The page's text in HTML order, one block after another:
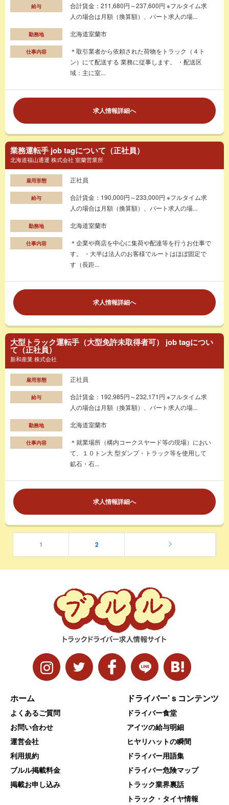
給与
合計賃金：211,680円～237,600円 ※フルタイム求
人の場合は月額（換算額）、パート求人の場...
勤務地 北海道室蘭市
仕事内容
＊取引業者から依頼された荷物をトラック（４ト
ン）にて配送する 業務に従事します。 ・配送区
域：主に室...
求人情報詳細へ
業務運転手 job tagについて（正社員）
北海道福山通運 株式会社 室蘭営業所
雇用形態 正社員
給与
合計賃金：190,000円～233,000円 ※フルタイム求
人の場合は月額（換算額）、パート求人の場...
勤務地 北海道室蘭市
仕事内容
＊企業や商店を中心に集荷や配達等を行うお仕事で
す。 ・大半は法人のお客様でルートはほぼ固定で
す（長距...
求人情報詳細へ
大型トラック運転手（大型免許未取得者可） job tagについ
て（正社員）
新和産業 株式会社
雇用形態 正社員
給与
合計賃金：192,985円～232,171円 ※フルタイム求
人の場合は月額（換算額）、パート求人の場...
勤務地 北海道室蘭市
仕事内容
＊就業場所（構内コークスヤード等の現場）におい
て、１０トン大 型ダンプ・トラック等を使用して
鉱石・石...
求人情報詳細へ
1 2
ホーム
よくあるご質問
お問い合わせ
運営会社
利用規約
ブルル掲載料金
掲載お申し込み
ドライバー’ｓコンテンツ
ドライバー食堂
アイツの給与明細
ヒヤリハットの瞬間
ドライバー用語集
ドライバー危険マップ
トラック業界裏話
トラック・タイヤ情報